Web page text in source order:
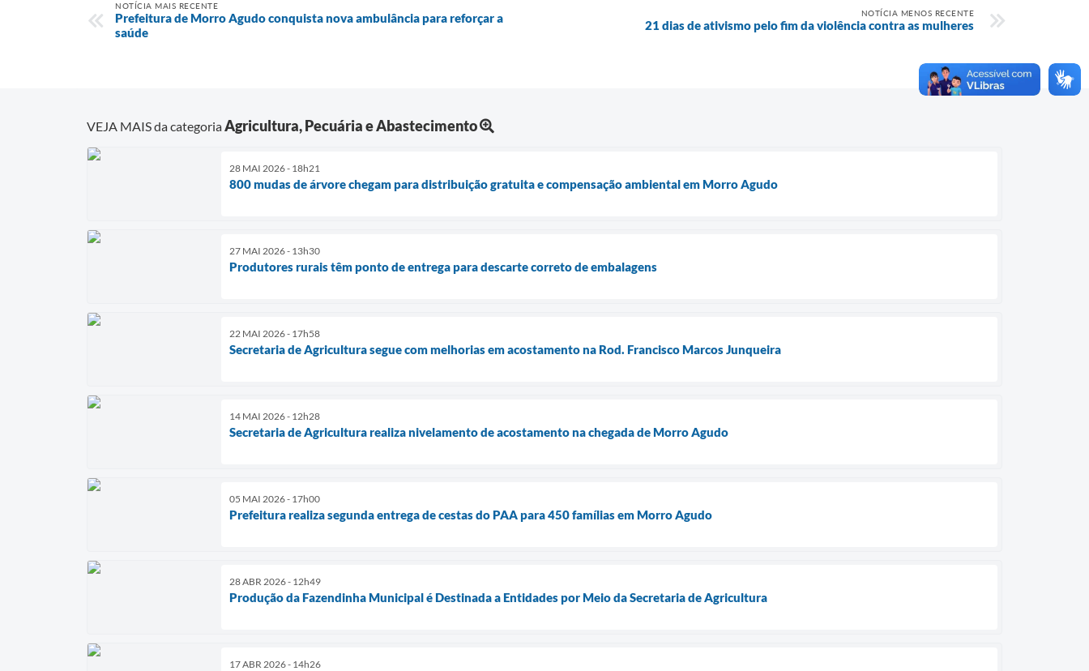
NOTÍCIA MAIS RECENTE
Prefeitura de Morro Agudo conquista nova ambulância para reforçar a
saúde
NOTÍCIA MENOS RECENTE
21 dias de ativismo pelo fim da violência contra as mulheres
VEJA MAIS da categoriaAgricultura, Pecuária e Abastecimento
28 MAI 2026 - 18h21
800 mudas de árvore chegam para distribuição gratuita e compensação ambiental em Morro Agudo
27 MAI 2026 - 13h30
Produtores rurais têm ponto de entrega para descarte correto de embalagens
22 MAI 2026 - 17h58
Secretaria de Agricultura segue com melhorias em acostamento na Rod. Francisco Marcos Junqueira
14 MAI 2026 - 12h28
Secretaria de Agricultura realiza nivelamento de acostamento na chegada de Morro Agudo
05 MAI 2026 - 17h00
Prefeitura realiza segunda entrega de cestas do PAA para 450 famílias em Morro Agudo
28 ABR 2026 - 12h49
Produção da Fazendinha Municipal é Destinada a Entidades por Meio da Secretaria de Agricultura
17 ABR 2026 - 14h26